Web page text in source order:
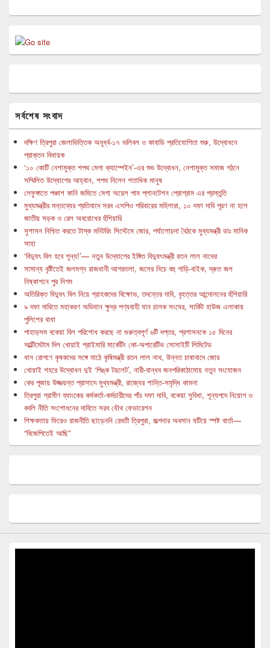
সর্বশেষ সংবাদ
দক্ষিণ ত্রিপুরা জেলাভিত্তিক অনূর্ধ্ব-১৭ ভলিবল ও কাবাডি প্রতিযোগিতা শুরু, উদ্বোধনে
প্রাক্তন বিধায়ক
‘১০ কোটি নেশামুক্ত শপথ মেগা ক্যাম্পেইন’-এর শুভ উদ্বোধন, নেশামুক্ত সমাজ গঠনে
সম্মিলিত উদ্যোগের আহ্বান, শপথ নিলেন শতাধিক মানুষ
লেফুঙ্গাতে পঞ্চাশ কানি জমিতে মেগা অয়েল পাম প্লানটেশন প্রোগ্রাম এর প্রস্তুতি
মুখ্যমন্ত্রীর মন্তব্যের প্রতিবাদে সরব এসপিও পরিবারের মহিলারা, ১০ দফা দাবি পূরণ না হলে
জাতীয় সড়ক ও রেল অবরোধের হুঁশিয়ারি
সুশাসন নিশ্চিত করতে টাস্ক মনিটরিং সিস্টেমে জোর, পর্যালোচনা বৈঠকে মুখ্যমন্ত্রী ডাঃ মানিক
সাহা
‘বিদ্যুৎ বিল হবে শূন্য!’— নতুন উদ্যোগের ইঙ্গিত বিদ্যুৎমন্ত্রী রতন লাল নাথের
সামান্য বৃষ্টিতেই জলমগ্ন রাজধানী আগরতলা, জলের নিচে বহু গাড়ি-বাইক, দ্রুত জল
নিষ্কাশনে পুর নিগম
অতিরিক্ত বিদ্যুৎ বিল নিয়ে গ্রাহকদের বিক্ষোভ, তদন্তের দাবি, বৃহত্তর আন্দোলনের হুঁশিয়ারি
৯ দফা দাবিতে মহাকরণ অভিযান ক্ষুদ্র পণ্যবাহী যান চালক সংঘের, সার্কিট হাউজ এলাকায়
পুলিশের বাধা
পাহাড়সম বকেয়া বিল পরিশোধ করছে না গুরুত্বপূর্ণ ৬টি দপ্তর, প্রশাসনকে ১৫ দিনের
আল্টিমেটাম দিল খোয়াই প্রাইমারি মার্কেটিং কো-অপারেটিভ সোসাইটি লিমিটেড
ধান রোপণে কৃষকদের সঙ্গে মাঠে কৃষিমন্ত্রী রতন লাল নাথ, উন্নত চাষাবাদে জোর
খোয়াই শহরে উদ্বোধন দুই ‘পিঙ্ক টয়লেট’, নারী-বান্ধব জনপরিকাঠামোয় নতুন সংযোজন
কের পূজায় উজ্জয়ন্ত প্রাসাদে মুখ্যমন্ত্রী, রাজ্যের শান্তি-সমৃদ্ধি কামনা
ত্রিপুরা গ্রামীণ ব্যাংকের কর্মকর্তা-কর্মচারীদের পাঁচ দফা দাবি, বকেয়া সুবিধা, শূন্যপদে নিয়োগ ও
বদলি নীতি সংশোধনের দাবিতে সরব যৌথ ফেডারেশন
শিক্ষকতায় ফিরেও রাজনীতি ছাড়েননি রেবতী ত্রিপুরা, জল্পনার অবসান ঘটিয়ে স্পষ্ট বার্তা—
“বিজেপিতেই আছি”